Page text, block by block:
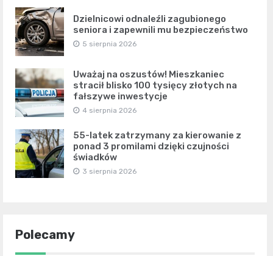
Dzielnicowi odnaleźli zagubionego
seniora i zapewnili mu bezpieczeństwo
5 sierpnia 2026
Uważaj na oszustów! Mieszkaniec
stracił blisko 100 tysięcy złotych na
fałszywe inwestycje
4 sierpnia 2026
55-latek zatrzymany za kierowanie z
ponad 3 promilami dzięki czujności
świadków
3 sierpnia 2026
Polecamy